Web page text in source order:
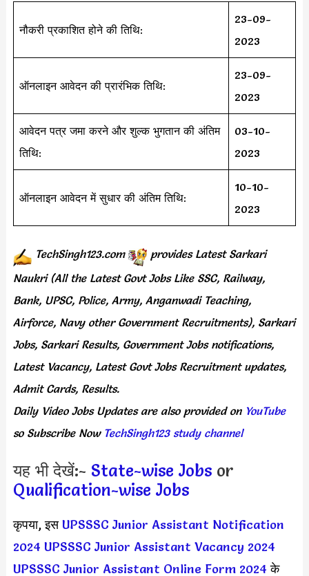
नौकरी प्रकाशित होने की तिथि:
23-09-
2023
ऑनलाइन आवेदन की प्रारंभिक तिथि:
23-09-
2023
आवेदन पत्र जमा करने और शुल्क भुगतान की अंतिम
तिथि:
03-10-
2023
ऑनलाइन आवेदन में सुधार की अंतिम तिथि:
10-10-
2023
TechSingh123.com provides Latest Sarkari
Naukri (All the Latest Govt Jobs Like SSC, Railway,
Bank, UPSC, Police, Army, Anganwadi Teaching,
Airforce, Navy other Government Recruitments), Sarkari
Jobs, Sarkari Results, Government Jobs notifications,
Latest Vacancy, Latest Govt Jobs Recruitment updates,
Admit Cards, Results.
Daily Video Jobs Updates are also provided onYouTube
so Subscribe Now TechSingh123 study channel
यह भी देखें:- State-wise Jobs or
Qualification-wise Jobs
कृपया, इसUPSSSC Junior Assistant Notification
2024 UPSSSC Junior Assistant Vacancy 2024
UPSSSC Junior Assistant Online Form 2024 के